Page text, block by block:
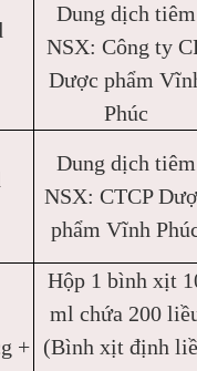
Dung dịch tiêm
NSX: Công ty
Dược phẩm
Phúc
Dung dịch tiêm
NSX: CTCP
phẩm Vĩnh
+
Hộp 1 bình xịt
ml chứa 200
(Bình xịt định